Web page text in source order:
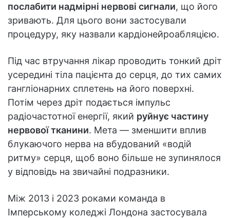
послабити надмірні нервові сигнали, що його
зривають. Для цього вони застосували
процедуру, яку назвали кардіонейроабляцією.
Під час втручання лікар проводить тонкий дріт
усередині тіла пацієнта до серця, до тих самих
гангліонарних сплетень на його поверхні.
Потім через дріт подається імпульс
радіочастотної енергії, який руйнує частину
нервової тканини. Мета — зменшити вплив
блукаючого нерва на вбудований «водій
ритму» серця, щоб воно більше не зупинялося
у відповідь на звичайні подразники.
Між 2013 і 2023 роками команда в
Імперському коледжі Лондона застосувала